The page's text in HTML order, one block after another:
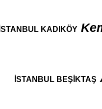
İSTANBUL KADIKÖY
İSTANBUL BEŞİKTAŞ